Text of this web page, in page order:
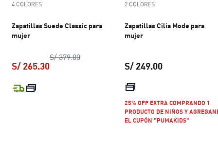
4 COLORES
Zapatillas Suede Classic para
mujer
S/ 379.00precio original S/ 379.00
S/ 265.30
precio actual S/ 265.30
2 COLORES
Zapatillas Cilia Mode para
mujer
S/ 249.00
25% OFF EXTRA COMPRANDO 1
PRODUCTO DE NIÑOS Y
EL CUPÓN "PUMAKIDS"